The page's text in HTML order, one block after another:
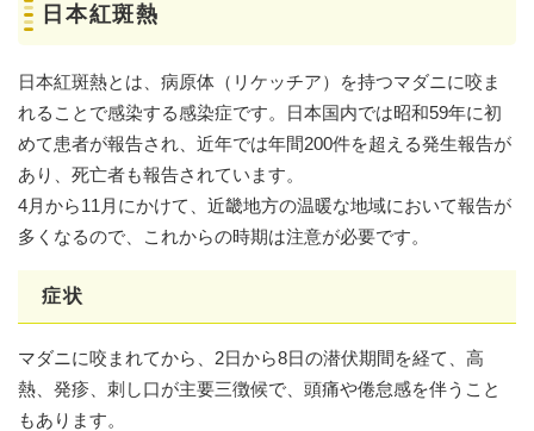
日本紅斑熱
日本紅斑熱とは、病原体（リケッチア）を持つマダニに咬ま
れることで感染する感染症です。日本国内では昭和59年に初
めて患者が報告され、近年では年間200件を超える発生報告が
あり、死亡者も報告されています。
4月から11月にかけて、近畿地方の温暖な地域において報告が
多くなるので、これからの時期は注意が必要です。
症状
マダニに咬まれてから、2日から8日の潜伏期間を経て、高
熱、発疹、刺し口が主要三徴候で、頭痛や倦怠感を伴うこと
もあります。